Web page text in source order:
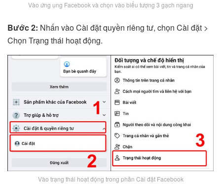
Vào ứng ụng Facebook và chọn vào biểu tượng 3 gạch ngang
Bước 2: Nhấn vào Cài đặt quyền riêng tư, chọn Cài đặt >
Chọn Trạng thái hoạt động.
Vào trạng thái hoạt động trong phần Cài đặt Facebook